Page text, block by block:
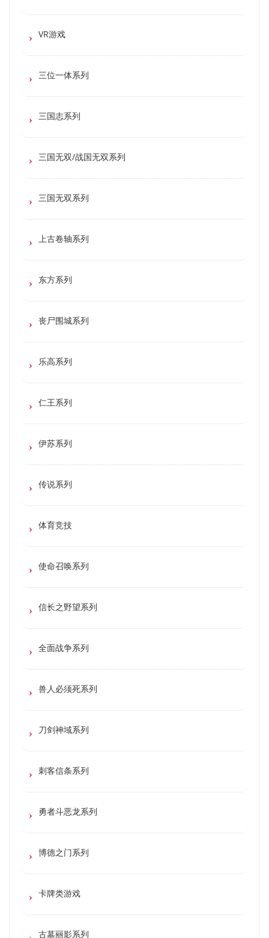
VR游戏
三位一体系列
三国志系列
三国无双/战国无双系列
三国无双系列
上古卷轴系列
东方系列
丧尸围城系列
乐高系列
仁王系列
伊苏系列
传说系列
体育竞技
使命召唤系列
信长之野望系列
全面战争系列
兽人必须死系列
刀剑神域系列
刺客信条系列
勇者斗恶龙系列
博德之门系列
卡牌类游戏
古墓丽影系列